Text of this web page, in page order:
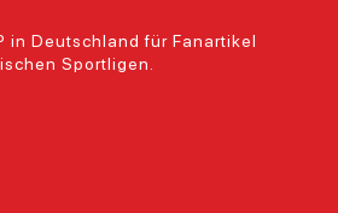
in Deutschland für Fanartikel
Sportligen.